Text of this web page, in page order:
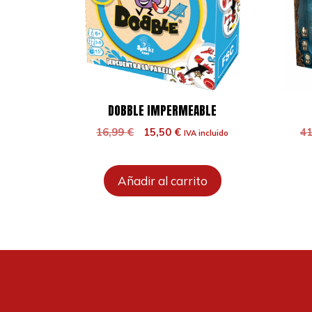
DOBBLE IMPERMEABLE
16,99€
El
era:
16,99 €.
15,50 €El
es:
15,50 €.
IVA incluido
Añadir al carrito